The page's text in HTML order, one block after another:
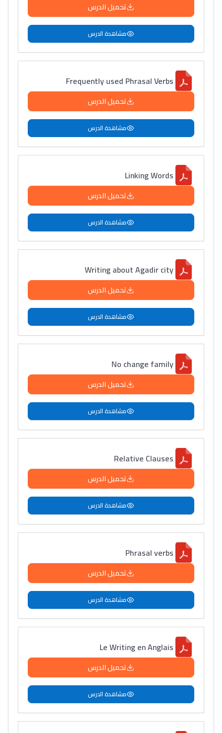
تحميل الدرس
مشاهدة الدرس
Frequently used Phrasal Verbs
تحميل الدرس
مشاهدة الدرس
Linking Words
تحميل الدرس
مشاهدة الدرس
Writing about Agadir city
تحميل الدرس
مشاهدة الدرس
No change family
تحميل الدرس
مشاهدة الدرس
Relative Clauses
تحميل الدرس
مشاهدة الدرس
Phrasal verbs
تحميل الدرس
مشاهدة الدرس
Le Writing en Anglais
تحميل الدرس
مشاهدة الدرس